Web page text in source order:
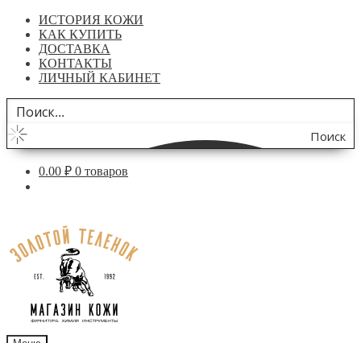
ИСТОРИЯ КОЖИ
КАК КУПИТЬ
ДОСТАВКА
КОНТАКТЫ
ЛИЧНЫЙ КАБИНЕТ
Поиск
по
0.00 ₽ 0 товаров
навигации
содержимому